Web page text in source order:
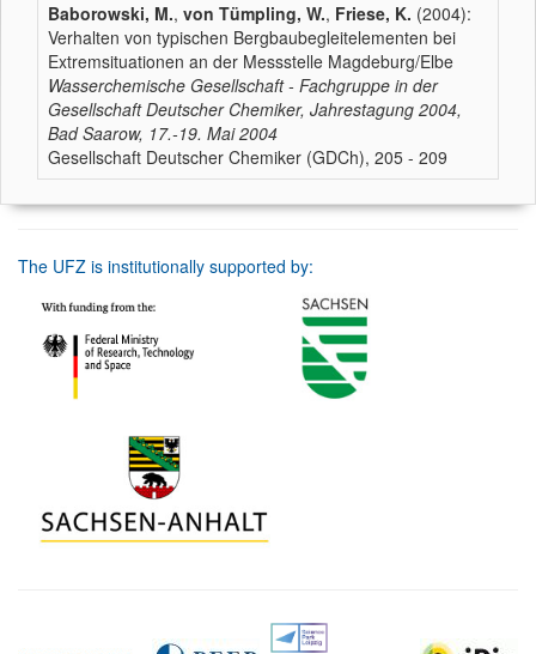
Baborowski, M., von Tümpling, W., Friese, K. (2004):
Verhalten von typischen Bergbaubegleitelementen bei
Extremsituationen an der Messstelle Magdeburg/Elbe
Wasserchemische Gesellschaft - Fachgruppe in der
Gesellschaft Deutscher Chemiker, Jahrestagung 2004,
Bad Saarow, 17.-19. Mai 2004
Gesellschaft Deutscher Chemiker (GDCh), 205 - 209
The UFZ is institutionally supported by: